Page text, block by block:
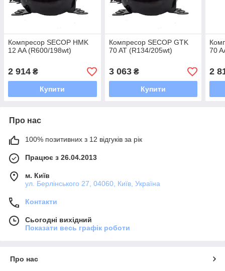
Компресор SECOP HMK
12 AA (R600/198wt)
2 914 ₴
Купити
Компресор SECOP GTK
70 AT (R134/205wt)
3 063₴
Купити
70
2
Про нас
100% позитивних з 12 відгуків за рік
Працює з 26.04.2013
м. Київ
ул. Берлінського 27, 04060, Київ, Україна
Контакти
Сьогодні вихідний
Показати весь графік роботи
Про нас